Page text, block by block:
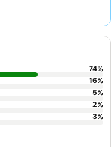
hóspedes elogiam
estética mais moderna
considerar
74%
16%
5%
2%
3%